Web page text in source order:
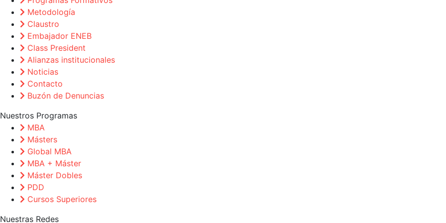
Metodología
Claustro
Embajador ENEB
Class President
Alianzas institucionales
Noticias
Contacto
Buzón de Denuncias
Nuestros Programas
MBA
Másters
Global MBA
MBA + Máster
Máster Dobles
PDD
Cursos Superiores
Nuestras Redes